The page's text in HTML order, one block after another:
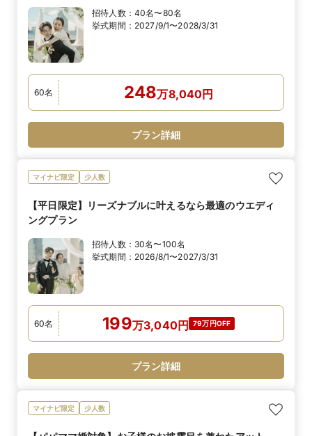
招待人数： 40名〜80名
挙式期間： 2027/9/1〜2028/3/31
60名 248万8,040円
プラン詳細
マイナビ限定 少人数
【平日限定】リーズナブルに叶えるなら最適のウエディ
ングプラン
招待人数： 30名〜100名
挙式期間： 2026/8/1〜2027/3/31
60名 199万3,040円 79万円OFF
プラン詳細
マイナビ限定 少人数